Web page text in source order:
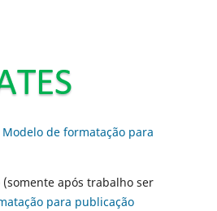
Modelo de formatação para
(somente após trabalho ser
para publicação